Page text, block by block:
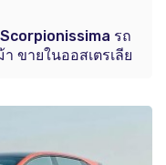
รถ
ขายในออสเตรเลีย